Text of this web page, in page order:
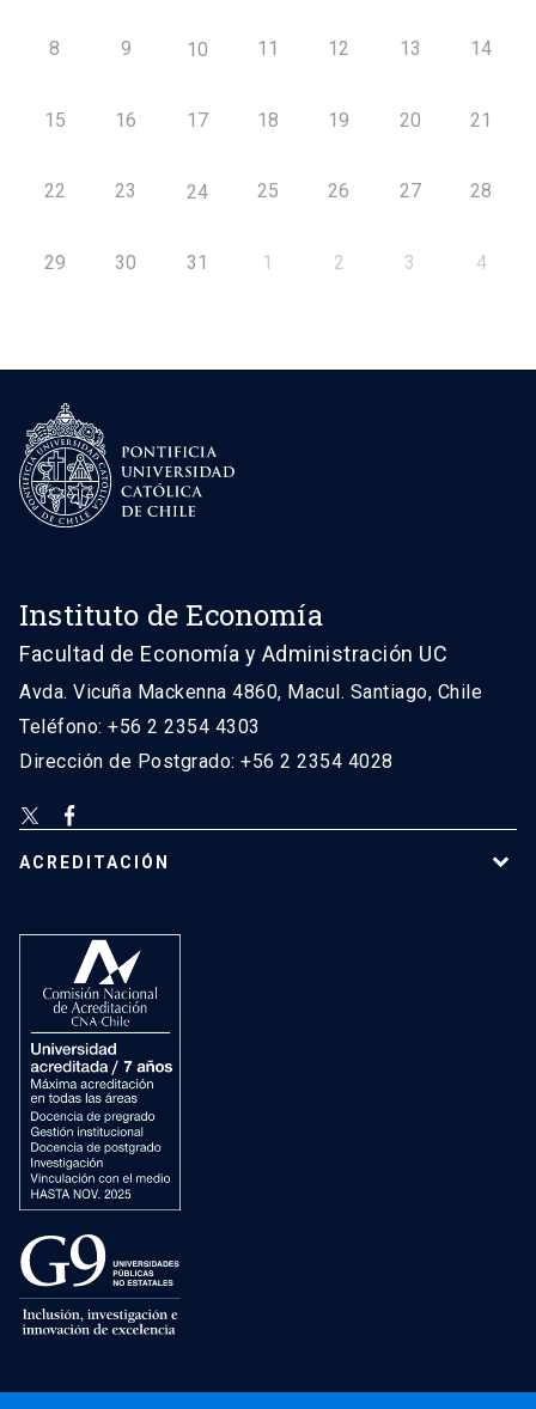
8 9 10 11 12 13 14
15 16 17 18 19 20 21
22 23 24 25 26 27 28
29 30 31 1 2 3 4
Instituto de Economía
Facultad de Economía y Administración UC
Avda. Vicuña Mackenna 4860, Macul. Santiago, Chile
Teléfono: +56 2 2354 4303
Dirección de Postgrado: +56 2 2354 4028
ACREDITACIÓN